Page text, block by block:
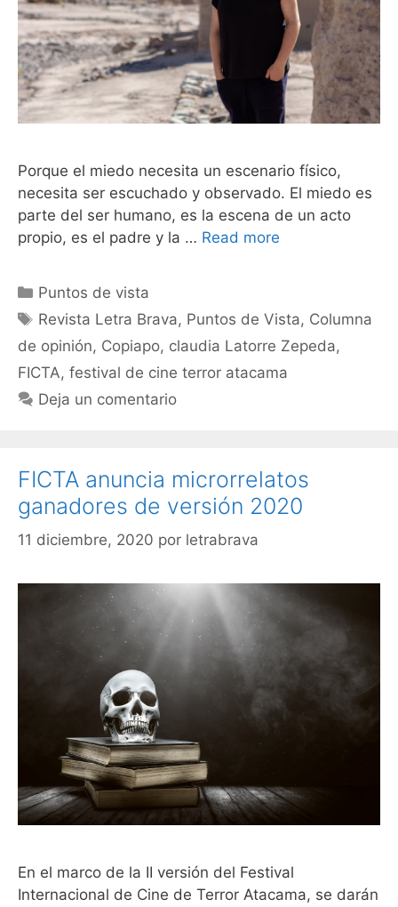
Porque el miedo necesita un escenario físico,
necesita ser escuchado y observado. El miedo es
parte del ser humano, es la escena de un acto
propio, es el padre y la … Read more
Puntos de vista
Revista Letra Brava, Puntos de Vista, Columna
de opinión, Copiapo, claudia Latorre Zepeda,
FICTA, festival de cine terror atacama
Deja un comentario
FICTA anuncia microrrelatos
ganadores de versión 2020
11 diciembre, 2020 por letrabrava
En el marco de la II versión del Festival
Internacional de Cine de Terror Atacama, se darán